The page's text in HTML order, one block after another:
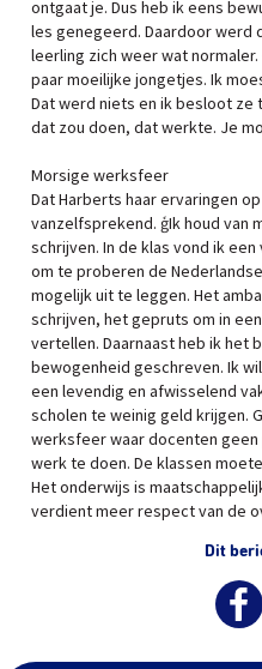
ontgaat je. Dus heb ik eens
les genegeerd. Daardoor werd
leerling zich weer wat
paar moeilijke jongetjes. Ik
Dat werd niets en ik besloot ze
dat zou doen, dat werkte. Je
Morsige werksfeer
Dat Harberts haar ervaringen
vanzelfsprekend. ģIk houd van
schrijven. In de klas vond ik
om te proberen de
mogelijk uit te leggen. Het
schrijven, het gepruts om in
vertellen. Daarnaast heb ik het
bewogenheid geschreven. Ik
een levendig en afwisselend
scholen te weinig geld krijgen.
werksfeer waar docenten
werk te doen. De klassen
Het onderwijs is
verdient meer respect van de
Dit